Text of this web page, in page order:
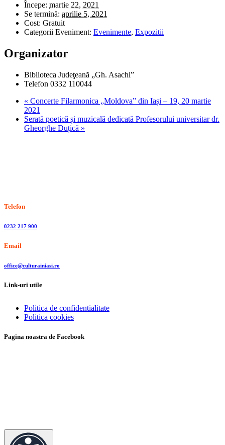
Începe: martie 22, 2021
Se termină: aprilie 5, 2021
Cost: Gratuit
Categorii Eveniment: Evenimente, Expozitii
Organizator
Biblioteca Judeţeană „Gh. Asachi”
Telefon 0332 110044
« Concerte Filarmonica „Moldova” din Iași – 19, 20 martie
2021
Serată poetică și muzicală dedicată Profesorului universitar dr.
Gheorghe Duțică »
Telefon
0232 217 900
Email
office@culturainiasi.ro
Link-uri utile
Politica de confidentialitate
Politica cookies
Pagina noastra de Facebook